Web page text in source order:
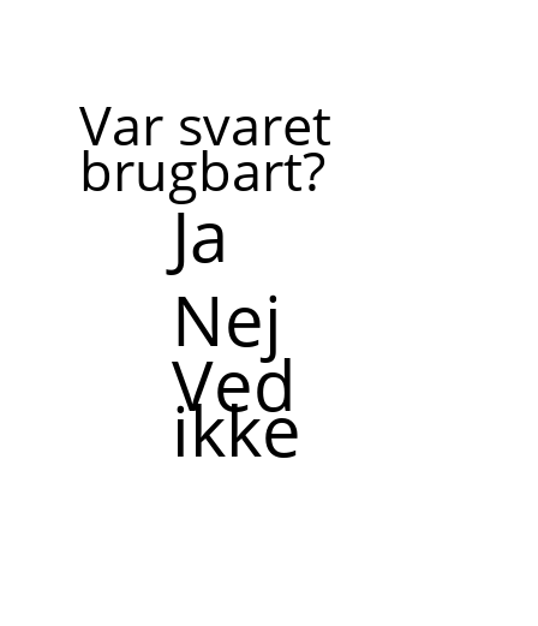
Var svaret
brugbart?
Ja
Nej
Ved
ikke